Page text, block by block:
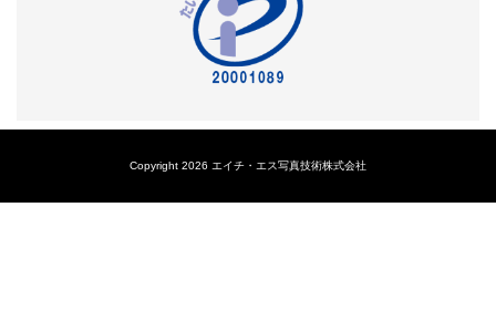
Copyright 2026 エイチ・エス写真技術株式会社